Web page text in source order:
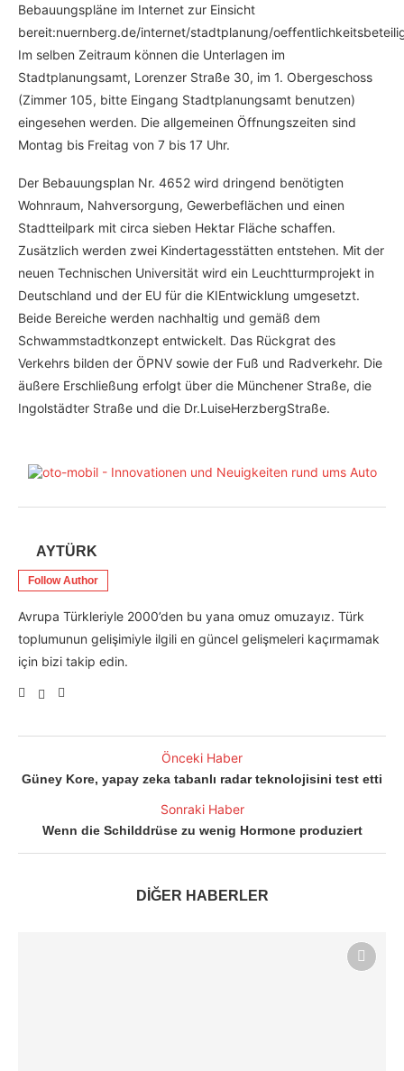
Bebauungspläne im Internet zur Einsicht
bereit:nuernberg.de/internet/stadtplanung/
Im selben Zeitraum können die Unterlagen im
Stadtplanungsamt, Lorenzer Straße 30, im 1. Obergeschoss
(Zimmer 105, bitte Eingang Stadtplanungsamt benutzen)
eingesehen werden. Die allgemeinen Öffnungszeiten sind
Montag bis Freitag von 7 bis 17 Uhr.
Der Bebauungsplan Nr. 4652 wird dringend benötigten
Wohnraum, Nahversorgung, Gewerbeflächen und einen
Stadtteilpark mit circa sieben Hektar Fläche schaffen.
Zusätzlich werden zwei Kindertagesstätten entstehen. Mit der
neuen Technischen Universität wird ein Leuchtturmprojekt in
Deutschland und der EU für die KI­Entwicklung umgesetzt.
Beide Bereiche werden nachhaltig und gemäß dem
Schwammstadtkonzept entwickelt. Das Rückgrat des
Verkehrs bilden der ÖPNV sowie der Fuß­ und Radverkehr. Die
äußere Erschließung erfolgt über die Münchener Straße, die
Ingolstädter Straße und die Dr.­Luise­Herzberg­Straße.
AYTÜRK
Follow Author
Avrupa Türkleriyle 2000’den bu yana omuz omuzayız. Türk
toplumunun gelişimiyle ilgili en güncel gelişmeleri kaçırmamak
için bizi takip edin.
Önceki Haber
Güney Kore, yapay zeka tabanlı radar teknolojisini test etti
Sonraki Haber
Wenn die Schilddrüse zu wenig Hormone produziert
DİĞER HABERLER